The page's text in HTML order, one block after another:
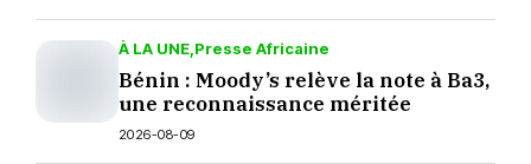
À LA UNE Presse Africaine
Bénin : Moody’s relève la note à Ba3,
une reconnaissance méritée
2026-08-09